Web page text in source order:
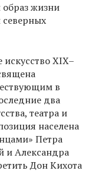
образ жизни
северных
XIX–
в
два
театра и
населена
Петра
и Александра
Дон Кихота